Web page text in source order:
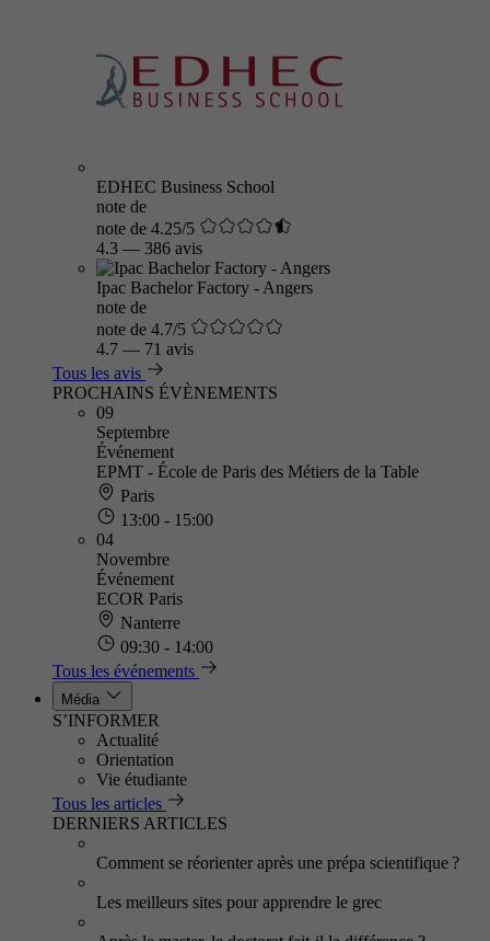
EDHEC Business School
note de
note de 4.25/5
4.3 — 386 avis
Ipac Bachelor Factory - Angers
note de
note de 4.7/5
4.7 — 71 avis
Tous les avis
PROCHAINS ÉVÈNEMENTS
09
Septembre
Événement
EPMT - École de Paris des Métiers de la Table
Paris
13:00 - 15:00
04
Novembre
Événement
ECOR Paris
Nanterre
09:30 - 14:00
Tous les événements
Média
S’INFORMER
Actualité
Orientation
Vie étudiante
Tous les articles
DERNIERS ARTICLES
Comment se réorienter après une prépa scientifique ?
Les meilleurs sites pour apprendre le grec